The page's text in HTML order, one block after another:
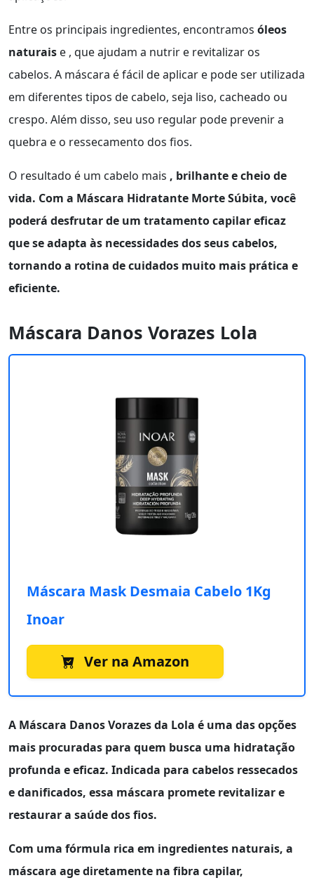
Entre os principais ingredientes, encontramos óleos
naturais e , que ajudam a nutrir e revitalizar os
cabelos. A máscara é fácil de aplicar e pode ser utilizada
em diferentes tipos de cabelo, seja liso, cacheado ou
crespo. Além disso, seu uso regular pode prevenir a
quebra e o ressecamento dos fios.
O resultado é um cabelo mais , brilhantee cheio de
vida. Com a Máscara Hidratante Morte Súbita, você
poderá desfrutar de um tratamento capilar eficaz
que se adapta às necessidades dos seus cabelos,
tornando a rotina de cuidados muito mais prática e
eficiente.
Máscara Danos Vorazes Lola
Máscara Mask Desmaia Cabelo 1Kg
Inoar
Ver na Amazon
A Máscara Danos Vorazesda Lola é uma das opções
mais procuradas para quem busca uma hidratação
profunda e eficaz. Indicada para cabelos ressecados
e danificados, essa máscara promete revitalizar e
restaurar a saúde dos fios.
Com uma fórmula rica em ingredientes naturais, a
máscara age diretamente na fibra capilar,